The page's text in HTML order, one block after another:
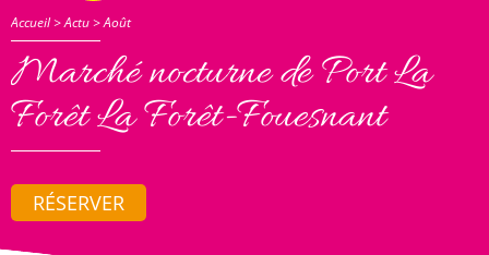
Accueil>Actu>Août
Marché nocturne de Port La
Forêt La Forêt-Fouesnant
RÉSERVER